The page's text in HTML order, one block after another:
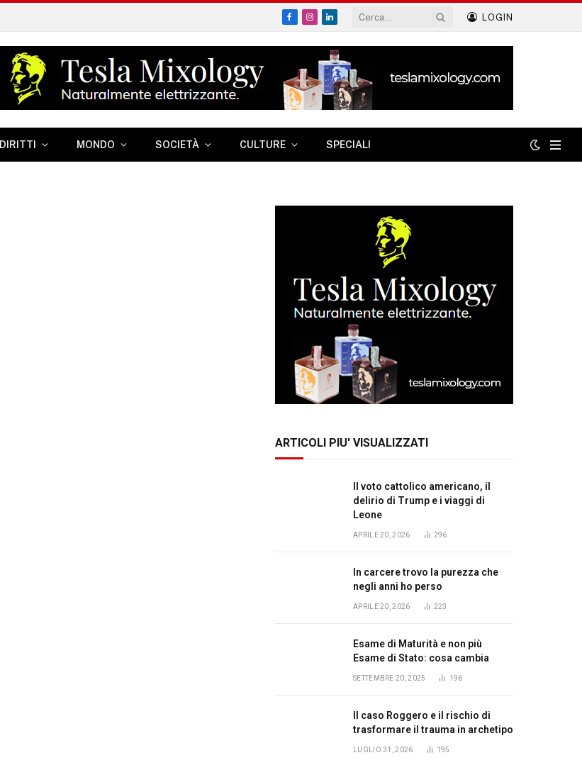
Facebook
Instagram
LinkedIn
LOGIN
DIRITTI MONDO SOCIETÀ CULTURE SPECIALI
ARTICOLI PIU' VISUALIZZATI
Il voto cattolico americano, il
delirio di Trump e i viaggi di
Leone
APRILE 20, 2026 296
In carcere trovo la purezza che
negli anni ho perso
APRILE 20, 2026 223
Esame di Maturità e non più
Esame di Stato: cosa cambia
SETTEMBRE 20, 2025 196
Il caso Roggero e il rischio di
trasformare il trauma in archetipo
LUGLIO 31, 2026 195